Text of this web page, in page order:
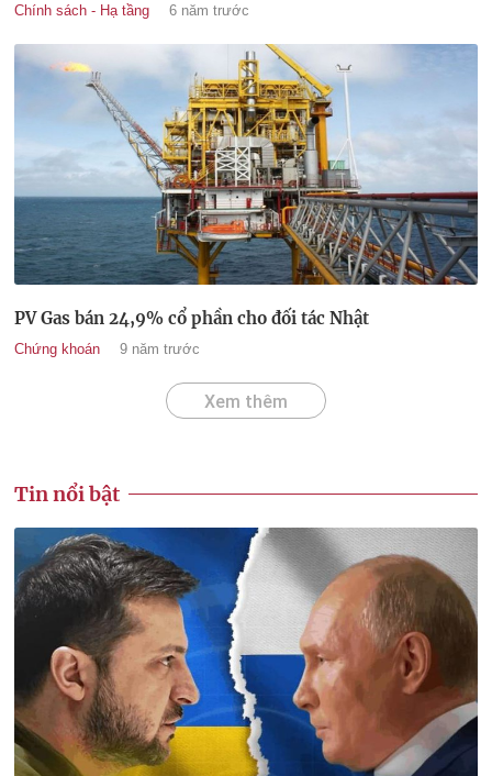
Chính sách - Hạ tầng 6 năm trước
PV Gas bán 24,9% cổ phần cho đối tác Nhật
Chứng khoán 9 năm trước
Xem thêm
Tin nổi bật